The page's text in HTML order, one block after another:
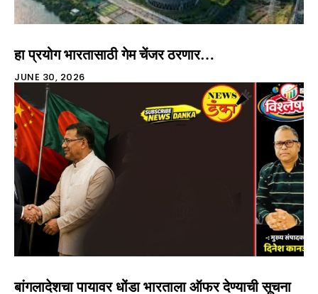
हा प्रयोग भारतासाठी गेम चेंजर ठरणार…
JUNE 30, 2026
बांगलादेशचा पायावर धोंडा भारताला ऑफर देण्याची सूचना